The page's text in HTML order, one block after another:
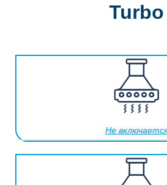
Turbo
Не